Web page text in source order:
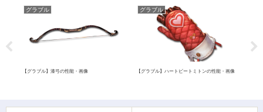
グラブル
【グラブル】漆弓の性能・画像
グラブル
【グラブル】ハートビートミトンの性能・画像